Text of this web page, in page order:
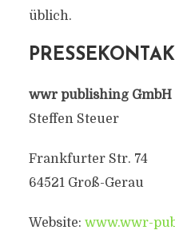
üblich.
wwr publishing GmbH
Steffen Steuer
Frankfurter Str. 74
64521 Groß-Gerau
Website: www.wwr-